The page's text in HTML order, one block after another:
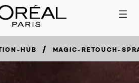
HUB / MAGIC-RETOUCH-